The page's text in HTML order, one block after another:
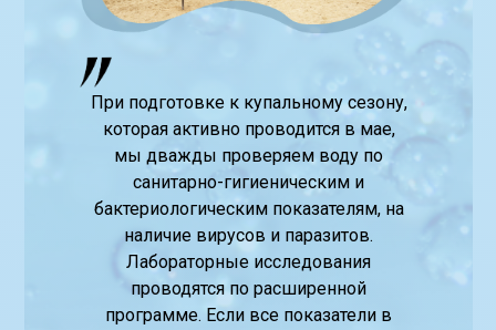
При подготовке к купальному сезону,
которая активно проводится в мае,
мы дважды проверяем воду по
санитарно-гигиеническим и
бактериологическим показателям, на
наличие вирусов и паразитов.
Лабораторные исследования
проводятся по расширенной
программе. Если все показатели в